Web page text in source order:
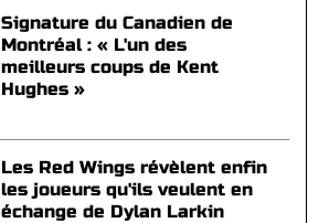
Signature du Canadien de
Montréal : « L'un des
meilleurs coups de Kent
Hughes »
Les Red Wings révèlent enfin
les joueurs qu'ils veulent en
échange de Dylan Larkin